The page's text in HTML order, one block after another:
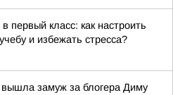
первый класс: как настроить
и избежать стресса?
вышла замуж за блогера Диму